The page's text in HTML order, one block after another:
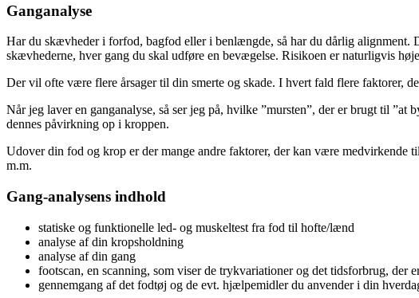
Ganganalyse
Har du skævheder i forfod, bagfod eller i benlængde, så har du dårlig alignment.
skævhederne, hver gang du skal udføre en bevægelse. Risikoen er naturligvis
Der vil ofte være flere årsager til din smerte og skade. I hvert fald flere faktorer,
Når jeg laver en ganganalyse, så ser jeg på, hvilke ”mursten”, der er brugt til
dennes påvirkning op i kroppen.
Udover din fod og krop er der mange andre faktorer, der kan være
m.m.
Gang-analysens indhold
statiske og funktionelle led- og muskeltest fra fod til hofte/lænd
analyse af din kropsholdning
analyse af din gang
footscan, en scanning, som viser de trykvariationer og det tidsforbrug, der
gennemgang af det fodtøj og de evt. hjælpemidler du anvender i din